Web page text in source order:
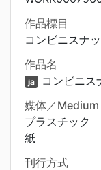
作品標目
コンビニスナ
作品名
ja コンビニス
媒体／Medium
プラスチック
紙
刊行方式